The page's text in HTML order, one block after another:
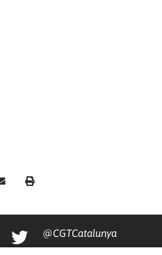
@CGTCatalunya